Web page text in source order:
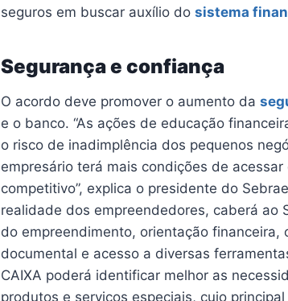
seguros em buscar auxílio do sistema
Segurança e confiança
O acordo deve promover o aumento da
e o banco. “As ações de educação
o risco de inadimplência dos pequenos
empresário terá mais condições de
competitivo”, explica o presidente do
realidade dos empreendedores, caberá ao
do empreendimento, orientação
documental e acesso a diversas
CAIXA poderá identificar melhor as
produtos e serviços especiais, cujo